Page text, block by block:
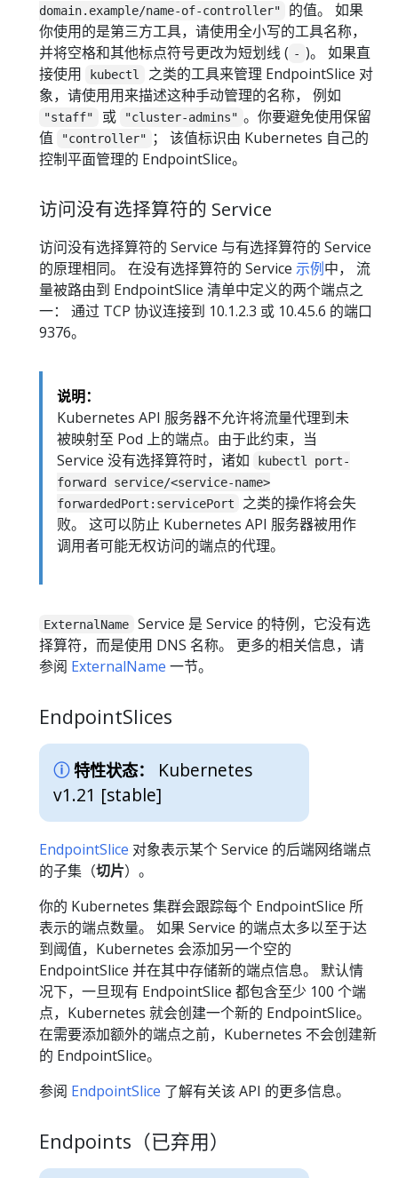
domain.example/name-of-controller"
的值。 如果
你使用的是第三方工具，请使用全小写的工具名称，
并将空格和其他标点符号更改为短划线 ( - )。 如果直
接使用
kubectl
之类的工具来管理 EndpointSlice 对
象，请使用用来描述这种手动管理的名称， 例如
"staff" 或 "cluster-admins" 。你要避免使用保留
值
"controller"
； 该值标识由 Kubernetes 自己的
控制平面管理的 EndpointSlice。
访问没有选择算符的 Service
访问没有选择算符的 Service 与有选择算符的 Service
的原理相同。 在没有选择算符的 Service 示例中， 流
量被路由到 EndpointSlice 清单中定义的两个端点之
一： 通过 TCP 协议连接到 10.1.2.3 或 10.4.5.6 的端口
9376。
说明：
Kubernetes API 服务器不允许将流量代理到未
被映射至 Pod 上的端点。由于此约束，当
Service 没有选择算符时，诸如
kubectl port-
forward service/<service-name>
forwardedPort:servicePort
之类的操作将会失
败。 这可以防止 Kubernetes API 服务器被用作
调用者可能无权访问的端点的代理。
ExternalName
Service 是 Service 的特例，它没有选
择算符，而是使用 DNS 名称。 更多的相关信息，请
参阅 ExternalName 一节。
EndpointSlices
特性状态：
Kubernetes
v1.21 [stable]
EndpointSlice 对象表示某个 Service 的后端网络端点
的子集（切片）。
你的 Kubernetes 集群会跟踪每个 EndpointSlice 所
表示的端点数量。 如果 Service 的端点太多以至于达
到阈值，Kubernetes 会添加另一个空的
EndpointSlice 并在其中存储新的端点信息。 默认情
况下，一旦现有 EndpointSlice 都包含至少 100 个端
点，Kubernetes 就会创建一个新的 EndpointSlice。
在需要添加额外的端点之前，Kubernetes 不会创建新
的 EndpointSlice。
参阅 EndpointSlice 了解有关该 API 的更多信息。
Endpoints（已弃用）